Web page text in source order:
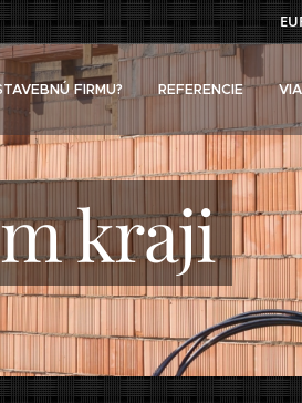
FIRMU? REFERENCIE
kraji